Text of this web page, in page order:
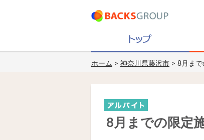
ホーム > 神奈川県藤沢市 > 8月ま
8月までの限定